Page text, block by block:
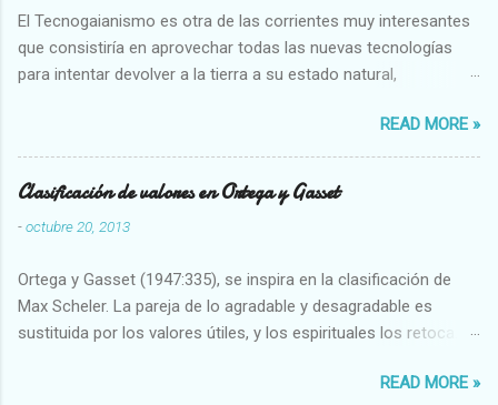
El Tecnogaianismo es otra de las corrientes muy interesantes
que consistiría en aprovechar todas las nuevas tecnologías
para intentar devolver a la tierra a su estado natural,
READ MORE »
Clasificación de valores en Ortega y Gasset
-octubre 20, 2013
Ortega y Gasset (1947:335), se inspira en la clasificación de
Max Scheler. La pareja de lo agradable y desagradable es
sustituida por los valores útiles, y los espirituales los retoca.
Abundante-Escaso,etc 2 VITALES Sano-Enfermo Selecto-
READ MORE »